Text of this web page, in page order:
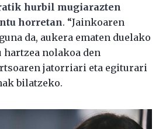
hurbil mugiarazten
horretan. “Jainkoaren
da, aukera ematen duelako
nolakoa den
jatorriari eta egiturari
bilatzeko.